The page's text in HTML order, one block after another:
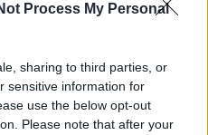
Process My Personal
sharing to third parties, or
sensitive information for
use the below opt-out
Please note that after your